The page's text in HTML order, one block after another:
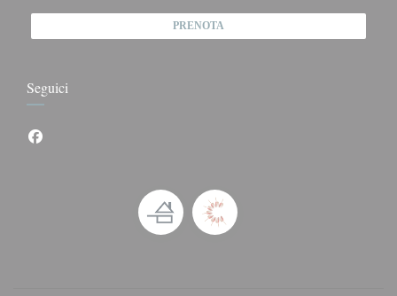
PRENOTA
Seguici
Facebook ((apre una nuova finestra))